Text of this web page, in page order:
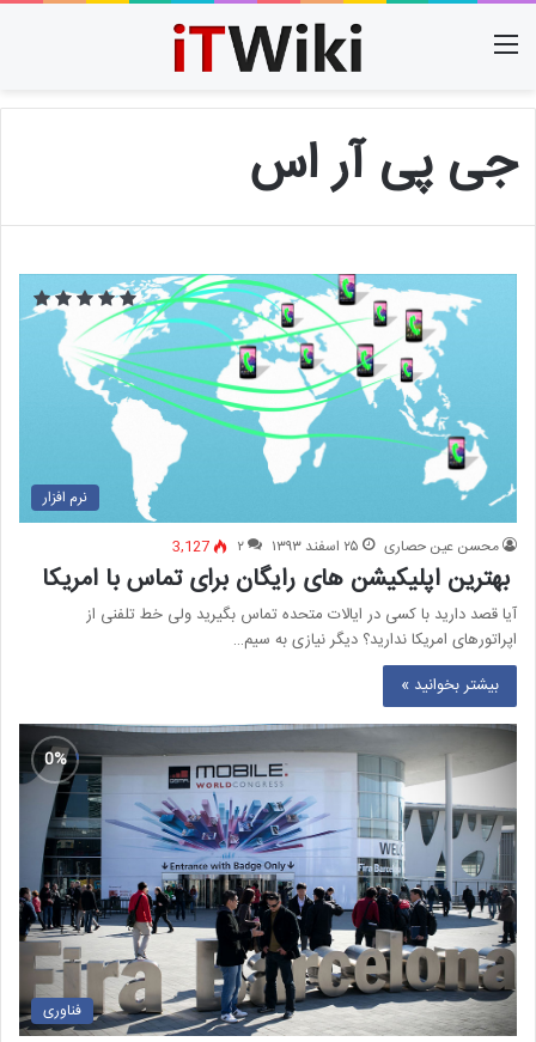
منو
جی پی آر اس
نرم افزار
محسن عین حصاری ۲۵ اسفند ۱۳۹۳ ۲ 3,127
بهترین اپلیکیشن های رایگان برای تماس با امریکا
آیا قصد دارید با کسی در ایالات متحده تماس بگیرید ولی خط تلفنی از
اپراتورهای امریکا ندارید؟ دیگر نیازی به سیم…
بیشتر بخوانید »
فناوری